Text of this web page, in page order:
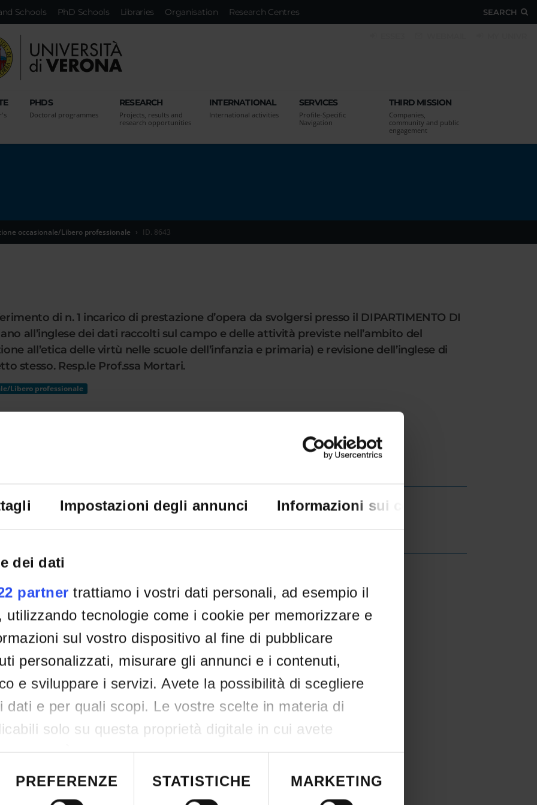
Impostazioni degli annunci Informazioni sui cookie
dei dati
partner trattiamo i vostri dati personali, ad esempio il
utilizzando tecnologie come i cookie per memorizzare e
sul vostro dispositivo al fine di pubblicare
personalizzati, misurare gli annunci e i contenuti,
e sviluppare i servizi. Avete la possibilità di scegliere
dati e per quali scopi. Le vostre scelte in materia di
solo su questa proprietà digitale in cui avete
scelte. È possibile modificare o revocare il proprio
momento dalla Dichiarazione sui cookie o facendo
della privacy.
PREFERENZE STATISTICHE MARKETING
SEARCH
Schools PhD Schools Libraries Organisation Research Centres
PHDS
Doctoral programmes
RESEARCH
Projects, results and
research opportunities
INTERNATIONAL
International activities
SERVICES
Profile-Specific
Navigation
THIRD MISSION
Companies,
community and public
engagement
occasionale/Libero professionale ID. 8643
di n. 1 incarico di prestazione d’opera da svolgersi presso il DIPARTIMENTO DI
all’inglese dei dati raccolti sul campo e delle attività previste nell’ambito del
all’etica delle virtù nelle scuole dell’infanzia e primaria) e revisione dell’inglese di
stesso. Resp.le Prof.ssa Mortari.
Libero professionale
IT | 175Kb